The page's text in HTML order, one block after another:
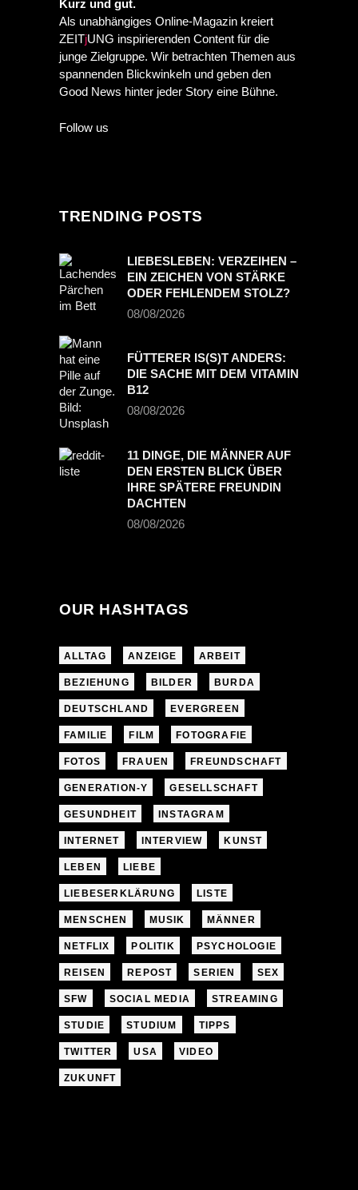
Kurz und gut.
Als unabhängiges Online-Magazin kreiert
ZEITjUNG inspirierenden Content für die
junge Zielgruppe. Wir betrachten Themen aus
spannenden Blickwinkeln und geben den
Good News hinter jeder Story eine Bühne.
Follow us
TRENDING POSTS
LIEBESLEBEN: VERZEIHEN –
EIN ZEICHEN VON STÄRKE
ODER FEHLENDEM STOLZ?
08/08/2026
FÜTTERER IS(S)T ANDERS:
DIE SACHE MIT DEM VITAMIN
B12
08/08/2026
11 DINGE, DIE MÄNNER AUF
DEN ERSTEN BLICK ÜBER
IHRE SPÄTERE FREUNDIN
DACHTEN
08/08/2026
OUR HASHTAGS
ALLTAG ANZEIGE ARBEIT
BEZIEHUNG BILDER BURDA
DEUTSCHLAND EVERGREEN
FAMILIE FILM FOTOGRAFIE
FOTOS FRAUEN FREUNDSCHAFT
GENERATION-Y GESELLSCHAFT
GESUNDHEIT INSTAGRAM
INTERNET INTERVIEW KUNST
LEBEN LIEBE
LIEBESERKLÄRUNG LISTE
MENSCHEN MUSIK MÄNNER
NETFLIX POLITIK PSYCHOLOGIE
REISEN REPOST SERIEN SEX
SFW SOCIAL MEDIA STREAMING
STUDIE STUDIUM TIPPS
TWITTER USA VIDEO
ZUKUNFT